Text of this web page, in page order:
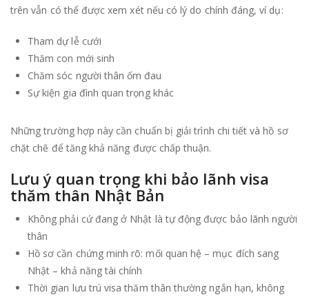
trên vẫn có thể được xem xét nếu có lý do chính đáng, ví dụ:
Tham dự lễ cưới
Thăm con mới sinh
Chăm sóc người thân ốm đau
Sự kiện gia đình quan trọng khác
Những trường hợp này cần chuẩn bị giải trình chi tiết và hồ sơ
chặt chẽ để tăng khả năng được chấp thuận.
Lưu ý quan trọng khi bảo lãnh visa
thăm thân Nhật Bản
Không phải cứ đang ở Nhật là tự động được bảo lãnh người
thân
Hồ sơ cần chứng minh rõ: mối quan hệ – mục đích sang
Nhật – khả năng tài chính
Thời gian lưu trú visa thăm thân thường ngắn hạn, không